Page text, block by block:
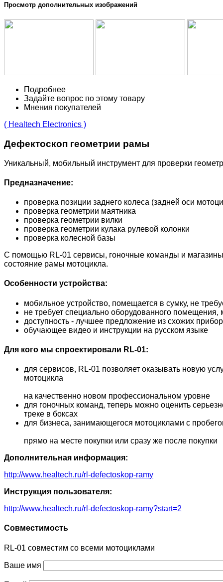
Просмотр дополнительных изображений
Подробнее
Задайте вопрос по этому товару
Мнения покупателей
( Healtech Electronics )
Дефектоскоп геометрии рамы
Уникальный, мобильный инструмент для проверки
Предназначение:
проверка позиции заднего колеса (задней оси
проверка геометрии маятника
проверка геометрии вилки
проверка геометрии кулака рулевой колонки
проверка колесной базы
С помощью RL-01 сервисы, гоночные команды и
состояние рамы мотоцикла.
Особенности устройства:
мобильное устройство, помещается в сумку, не
не требует специально оборудованного
доступность - лучшее предложение из схожих
обучающее видео и инструкции на русском языке
Для кого мы спроектировали RL-01:
для сервисов, RL-01 позволяет оказывать новую
мотоцикла
на качественно новом профессиональном уровне
для гоночных команд, теперь можно оценить
треке в боксах
для бизнеса, занимающегося мотоциклами с
прямо на месте покупки или сразу же после покупки
Дополнительная информация:
http://www.healtech.ru/rl-defectoskop-ramy
Инструкция пользователя:
http://www.healtech.ru/rl-defectoskop-ramy?start=2
Совместимость
RL-01 совместим со всеми мотоциклами
Ваше имя